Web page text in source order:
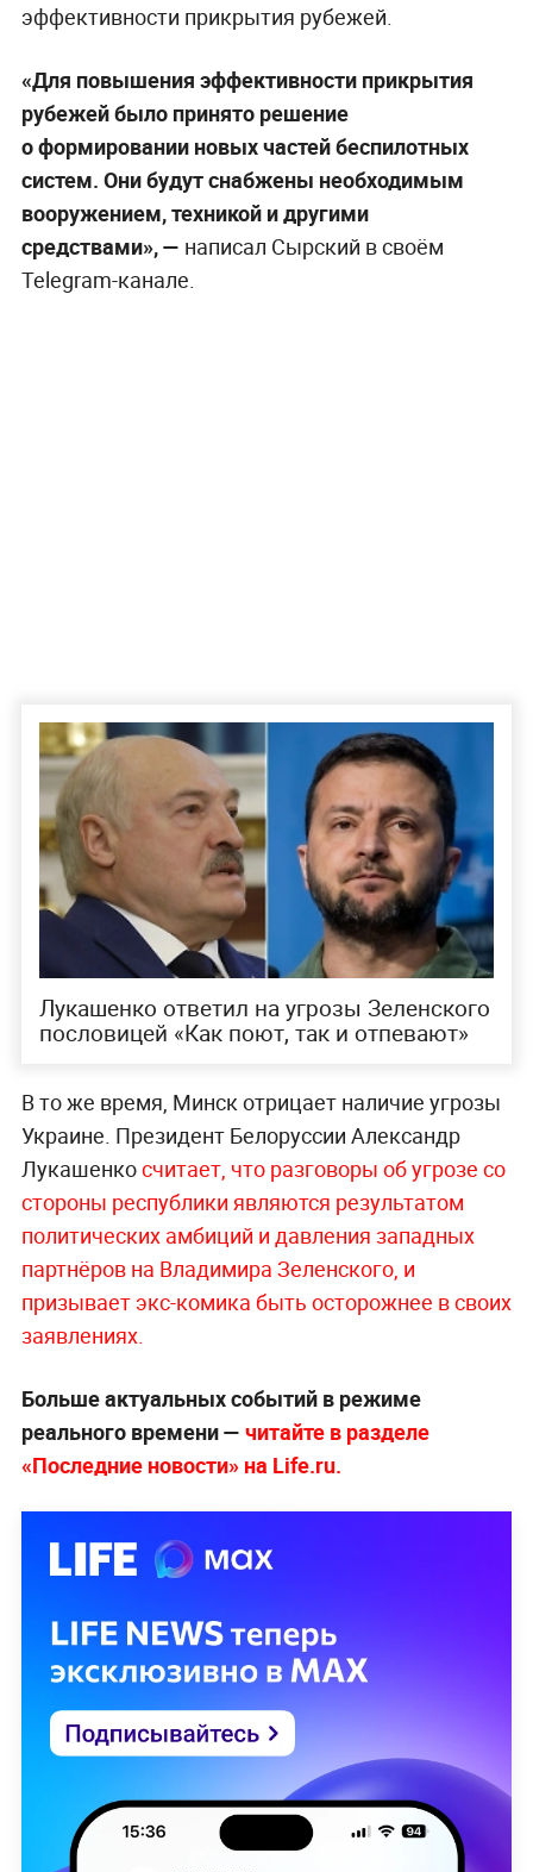
эффективности прикрытия рубежей.
«Для повышения эффективности прикрытия
рубежей было принято решение
о формировании новых частей беспилотных
систем. Они будут снабжены необходимым
вооружением, техникой и другими
средствами», — написал Сырский в своём
Telegram-канале.
Лукашенко ответил на угрозы Зеленского
пословицей «Как поют, так и отпевают»
В то же время, Минск отрицает наличие угрозы
Украине. Президент Белоруссии Александр
Лукашенкосчитает, что разговоры об угрозе со
стороны республики являются результатом
политических амбиций и давления западных
партнёров на Владимира Зеленского, и
призывает экс-комика быть осторожнее в своих
заявлениях.
Больше актуальных событий в режиме
реального времени — читайте в разделе
«Последние новости» на Life.ru.